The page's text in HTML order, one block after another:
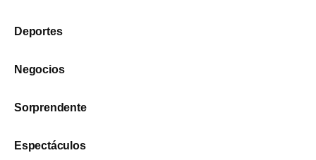
Deportes
Negocios
Sorprendente
Espectáculos